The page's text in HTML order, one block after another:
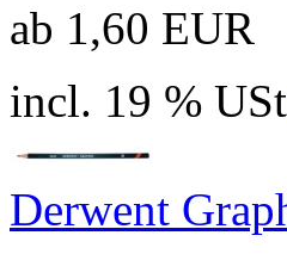
ab 1,60 EUR
incl. 19 % USt
Derwent